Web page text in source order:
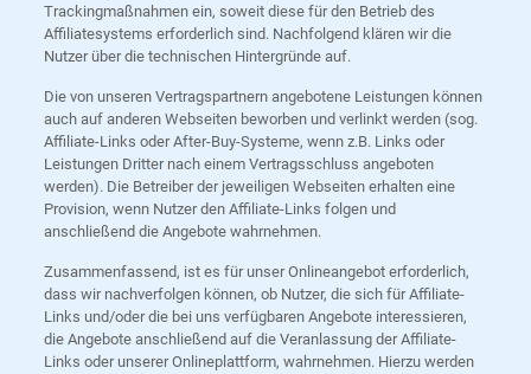
Trackingmaßnahmen ein, soweit diese für den Betrieb des
Affiliatesystems erforderlich sind. Nachfolgend klären wir die
Nutzer über die technischen Hintergründe auf.
Die von unseren Vertragspartnern angebotene Leistungen können
auch auf anderen Webseiten beworben und verlinkt werden (sog.
Affiliate-Links oder After-Buy-Systeme, wenn z.B. Links oder
Leistungen Dritter nach einem Vertragsschluss angeboten
werden). Die Betreiber der jeweiligen Webseiten erhalten eine
Provision, wenn Nutzer den Affiliate-Links folgen und
anschließend die Angebote wahrnehmen.
Zusammenfassend, ist es für unser Onlineangebot erforderlich,
dass wir nachverfolgen können, ob Nutzer, die sich für Affiliate-
Links und/oder die bei uns verfügbaren Angebote interessieren,
die Angebote anschließend auf die Veranlassung der Affiliate-
Links oder unserer Onlineplattform, wahrnehmen. Hierzu werden